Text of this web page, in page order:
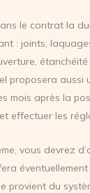
le contrat la
: joints,
étanchéité
proposera aussi
mois après la
effectuer les
vous devrez
provient du